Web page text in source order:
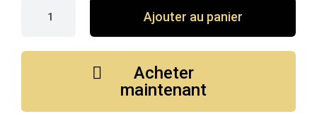
Ajouter au panier
Acheter
maintenant